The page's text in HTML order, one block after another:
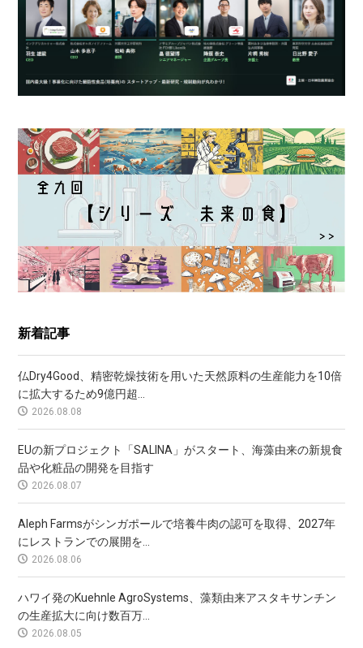
新着記事
仏Dry4Good、精密乾燥技術を用いた天然原料の生産能力を10倍
に拡大するため9億円超...
2026.08.08
EUの新プロジェクト「SALINA」がスタート、海藻由来の新規食
品や化粧品の開発を目指す
2026.08.07
Aleph Farmsがシンガポールで培養牛肉の認可を取得、2027年
にレストランでの展開を...
2026.08.06
ハワイ発のKuehnle AgroSystems、藻類由来アスタキサンチン
の生産拡大に向け数百万...
2026.08.05